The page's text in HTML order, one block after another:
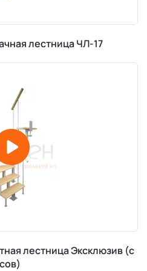
лестница ЧЛ-17
лестница Эксклюзив (c